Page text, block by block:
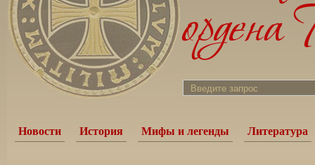
Новости История Мифы и легенды Литература